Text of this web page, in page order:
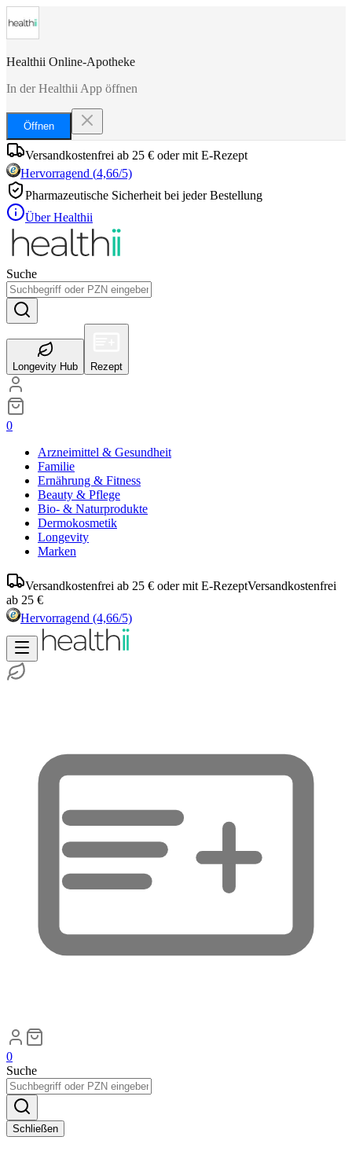
Healthii Online-Apotheke
In der Healthii App öffnen
Öffnen
Versandkostenfrei ab 25 € oder mit E-Rezept
Hervorragend (4,66/5)
Pharmazeutische Sicherheit bei jeder Bestellung
Über Healthii
Suche
Longevity Hub Rezept
0
Arzneimittel & Gesundheit
Familie
Ernährung & Fitness
Beauty & Pflege
Bio- & Naturprodukte
Dermokosmetik
Longevity
Marken
Versandkostenfrei ab 25 € oder mit E-RezeptVersandkostenfrei
ab 25 €
Hervorragend (4,66/5)
0
Suche
Schließen